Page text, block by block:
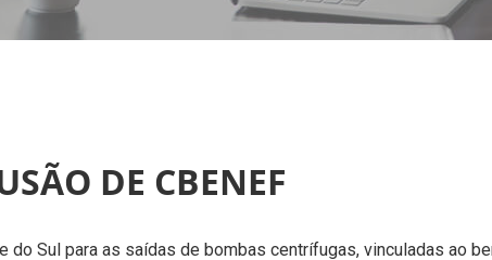
DE CBENEF
Sul para as saídas de bombas centrífugas, vinculadas ao